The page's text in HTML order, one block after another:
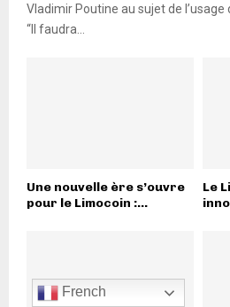
Vladimir Poutine au sujet de
“Il faudra...
Une nouvelle ère s’ouvre
pour le Limocoin :...
Le
French